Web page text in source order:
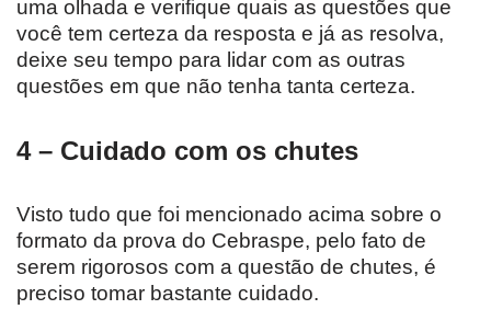
uma olhada e verifique quais as questões que
você tem certeza da resposta e já as resolva,
deixe seu tempo para lidar com as outras
questões em que não tenha tanta certeza.
4 – Cuidado com os chutes
Visto tudo que foi mencionado acima sobre o
formato da prova do Cebraspe, pelo fato de
serem rigorosos com a questão de chutes, é
preciso tomar bastante cuidado.